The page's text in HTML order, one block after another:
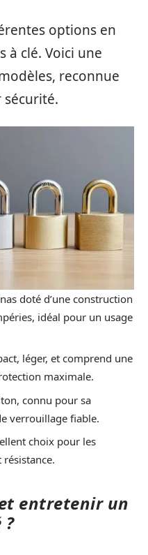
options en
à clé. Voici une
reconnue
doté d’une construction
idéal pour un usage
léger, et comprend une
maximale.
connu pour sa
verrouillage fiable.
choix pour les
entretenir un